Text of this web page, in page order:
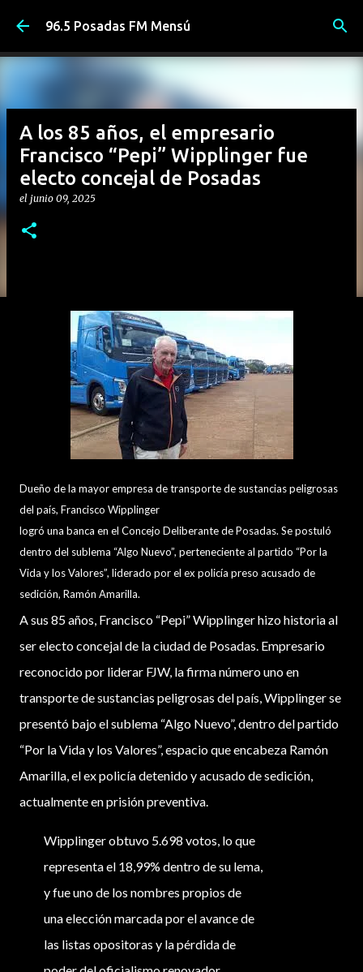
Ir al contenido principal
96.5 Posadas FM Mensú
A los 85 años, el empresario
Francisco “Pepi” Wipplinger fue
electo concejal de Posadas
el junio 09, 2025
Dueño de la mayor empresa de transporte de sustancias peligrosas
del país, Francisco Wipplinger
logró una banca en el Concejo Deliberante de Posadas. Se postuló
dentro del sublema “Algo Nuevo”, perteneciente al partido “Por la
Vida y los Valores”, liderado por el ex policía preso acusado de
sedición, Ramón Amarilla.
A sus 85 años, Francisco “Pepi” Wipplinger hizo historia al
ser electo concejal de la ciudad de Posadas. Empresario
reconocido por liderar FJW, la firma número uno en
transporte de sustancias peligrosas del país, Wipplinger se
presentó bajo el sublema “Algo Nuevo”, dentro del partido
“Por la Vida y los Valores”, espacio que encabeza Ramón
Amarilla, el ex policía detenido y acusado de sedición,
actualmente en prisión preventiva.
Wipplinger obtuvo 5.698 votos, lo que
representa el 18,99% dentro de su lema,
y fue uno de los nombres propios de
una elección marcada por el avance de
las listas opositoras y la pérdida de